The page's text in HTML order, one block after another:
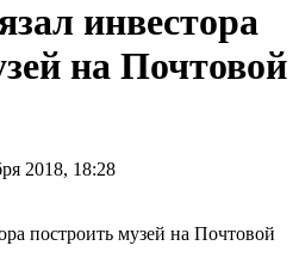
инвестора
на Почтовой
2018, 18:28